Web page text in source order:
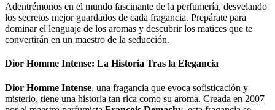
Adentrémonos en el mundo fascinante de la perfumería, desvelando
los secretos mejor guardados de cada fragancia. Prepárate para
dominar el lenguaje de los aromas y descubrir los matices que te
convertirán en un maestro de la seducción.
Dior Homme Intense: La Historia Tras la Elegancia
Dior Homme Intense, una fragancia que evoca sofisticación y
misterio, tiene una historia tan rica como su aroma. Creada en 2007